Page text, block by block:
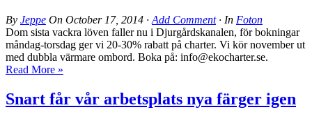
By Jeppe On October 17, 2014 · Add Comment· In Foton
Dom sista vackra löven faller nu i Djurgårdskanalen, för bokningar
måndag-torsdag ger vi 20-30% rabatt på charter. Vi kör november ut
med dubbla värmare ombord. Boka på: info@ekocharter.se.
Read More »
Snart får vår arbetsplats nya färger igen